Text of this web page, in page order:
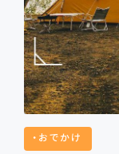
おでかけ